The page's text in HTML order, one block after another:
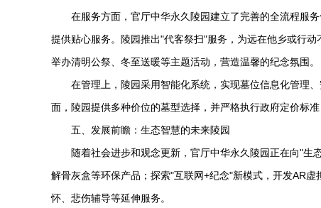
在服务方面，官厅中华永久陵园建立了完善的全流程服
提供贴心服务。陵园推出"代客祭扫"服务，为远在他乡或行
举办清明公祭、冬至送暖等主题活动，营造温馨的纪念氛围。
在管理上，陵园采用智能化系统，实现墓位信息化管理
面，陵园提供多种价位的墓型选择，并严格执行政府定价标
五、发展前瞻：生态智慧的未来陵园
随着社会进步和观念更新，官厅中华永久陵园正在向"生
解骨灰盒等环保产品；探索"互联网+纪念"新模式，开发AR
怀、悲伤辅导等延伸服务。